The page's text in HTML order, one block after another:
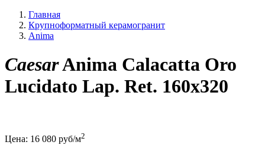
Главная
Крупноформатный керамогранит
Anima
CaesarAnima Calacatta Oro
Lucidato Lap. Ret. 160x320
Цена: 16 080 руб/м2